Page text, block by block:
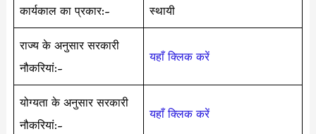
कार्यकाल का प्रकार:- स्थायी
राज्य के अनुसार सरकारी
नौकरियां:-
यहाँ क्लिक करें
योग्यता के अनुसार सरकारी
नौकरियां:-
यहाँ क्लिक करें